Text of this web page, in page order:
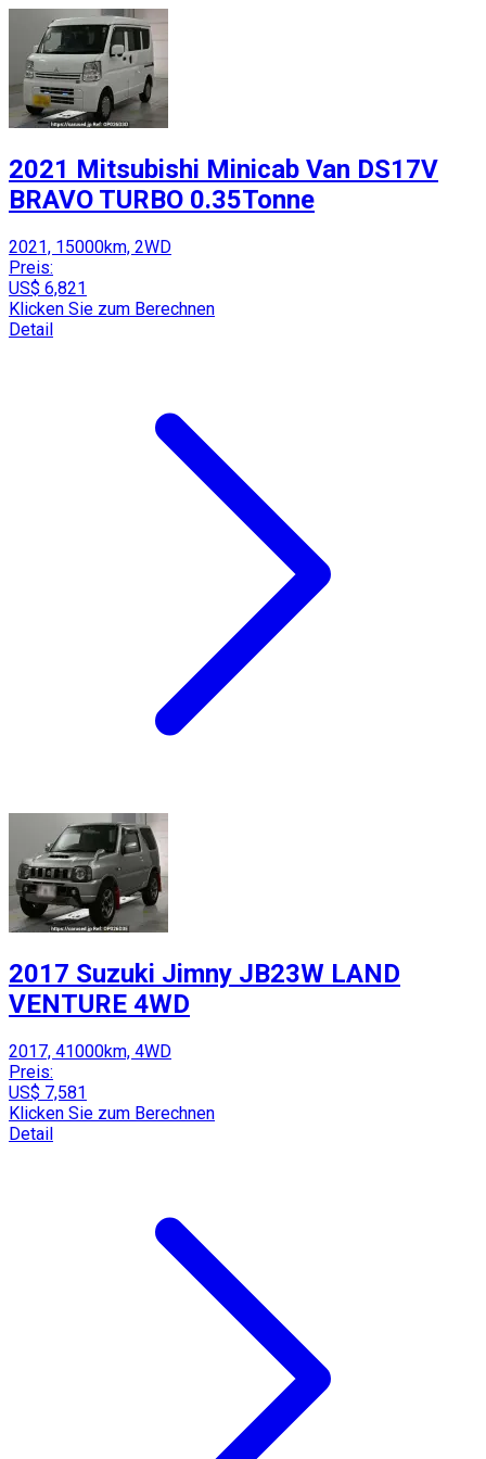
2021 Mitsubishi Minicab Van DS17V
BRAVO TURBO 0.35Tonne
2021, 15000km, 2WD
Preis:
US$ 6,821
Klicken Sie zum Berechnen
Detail
2017 Suzuki Jimny JB23W LAND
VENTURE 4WD
2017, 41000km, 4WD
Preis:
US$ 7,581
Klicken Sie zum Berechnen
Detail